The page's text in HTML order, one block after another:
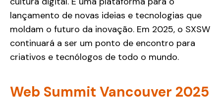
lançamento de novas ideias e tecnologias que
moldam o futuro da inovação. Em 2025, o SXSW
continuará a ser um ponto de encontro para
criativos e tecnólogos de todo o mundo.
Web Summit Vancouver 2025